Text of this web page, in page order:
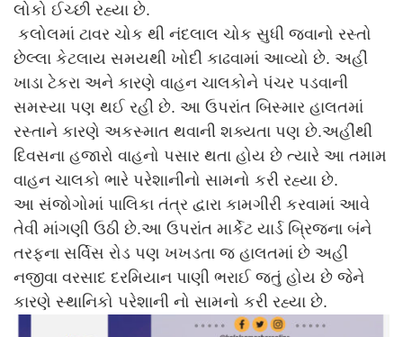
લોકો ઈચ્છી રહ્યા છે.
કલોલમાં ટાવર ચોક થી નંદલાલ ચોક સુધી જવાનો રસ્તો
છેલ્લા કેટલાય સમયથી ખોદી કાઢવામાં આવ્યો છે. અહીં
ખાડા ટેકરા અને કારણે વાહન ચાલકોને પંચર પડવાની
સમસ્યા પણ થઈ રહી છે. આ ઉપરાંત બિસ્માર હાલતમાં
રસ્તાને કારણે અકસ્માત થવાની શક્યતા પણ છે.અહીંથી
દિવસના હજારો વાહનો પસાર થતા હોય છે ત્યારે આ તમામ
વાહન ચાલકો ભારે પરેશાનીનો સામનો કરી રહ્યા છે.
આ સંજોગોમાં પાલિકા તંત્ર દ્વારા કામગીરી કરવામાં આવે
તેવી માંગણી ઉઠી છે.આ ઉપરાંત માર્કેટ યાર્ડ બ્રિજના બંને
તરફના સર્વિસ રોડ પણ ખખડતા જ હાલતમાં છે અહીં
નજીવા વરસાદ દરમિયાન પાણી ભરાઈ જતું હોય છે જેને
કારણે સ્થાનિકો પરેશાની નો સામનો કરી રહ્યા છે.